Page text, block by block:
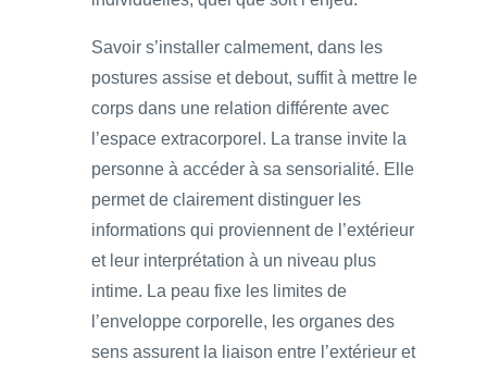
Savoir s’installer calmement, dans les
postures assise et debout, suffit à mettre le
corps dans une relation différente avec
l’espace extracorporel. La transe invite la
personne à accéder à sa sensorialité. Elle
permet de clairement distinguer les
informations qui proviennent de l’extérieur
et leur interprétation à un niveau plus
intime. La peau fixe les limites de
l’enveloppe corporelle, les organes des
sens assurent la liaison entre l’extérieur et